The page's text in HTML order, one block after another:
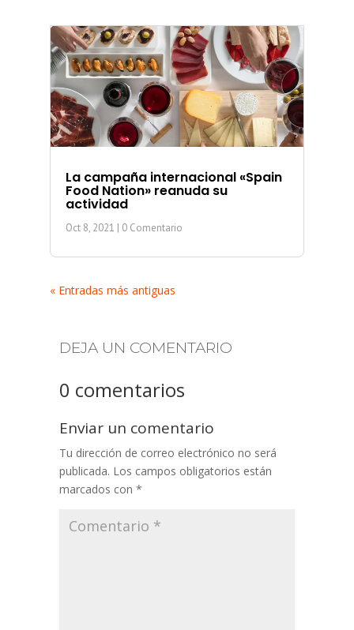
La campaña internacional «Spain
Food Nation» reanuda su
actividad
Oct 8, 2021 | 0 Comentario
« Entradas más antiguas
DEJA UN COMENTARIO
0 comentarios
Enviar un comentario
Tu dirección de correo electrónico no será
publicada. Los campos obligatorios están
marcados con *